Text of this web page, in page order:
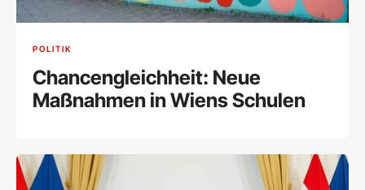
POLITIK
Chancengleichheit: Neue
Maßnahmen in Wiens Schulen